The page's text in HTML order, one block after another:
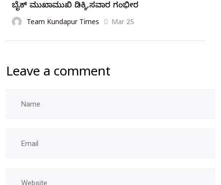
ಬೈಕ್ ಮುಖಾಮುಖಿ ಡಿಕ್ಕಿ,ಸವಾರ ಗಂಭೀರ
Team Kundapur Times Mar 25
Leave a comment